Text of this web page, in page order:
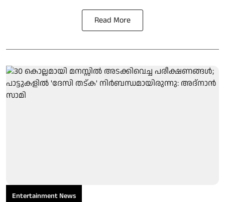
Read More
Entertainment News